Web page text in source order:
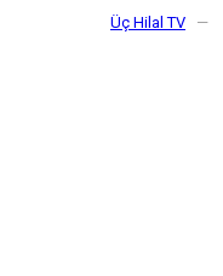
Üç Hilal TV